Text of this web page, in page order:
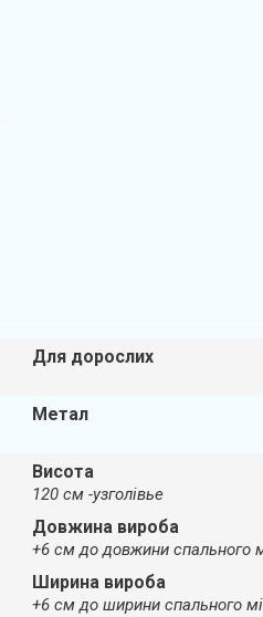
Для дорослих
Метал
Висота
120 см -узголівье
Довжина вироба
+6 см до довжини спального
Ширина вироба
+6 см до ширини спального